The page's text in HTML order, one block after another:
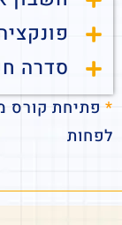
סדרה
*
לפחות